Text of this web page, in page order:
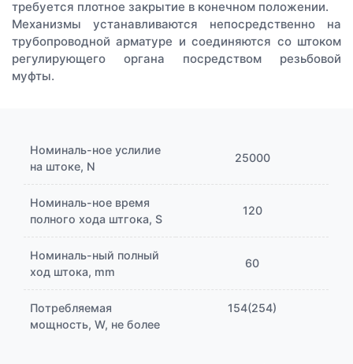
требуется плотное закрытие в конечном положении.
Механизмы устанавливаются непосредственно на
трубопроводной арматуре и соединяются со штоком
регулирующего органа посредством резьбовой
муфты.
Номиналь-ное услилие
на штоке, N
25000
Номиналь-ное время
полного хода штгока, S
120
Номиналь-ный полный
ход штока, mm
60
Потребляемая
мощность, W, не более
154(254)